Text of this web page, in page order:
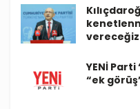
vereceğiz
YENİ
“ek